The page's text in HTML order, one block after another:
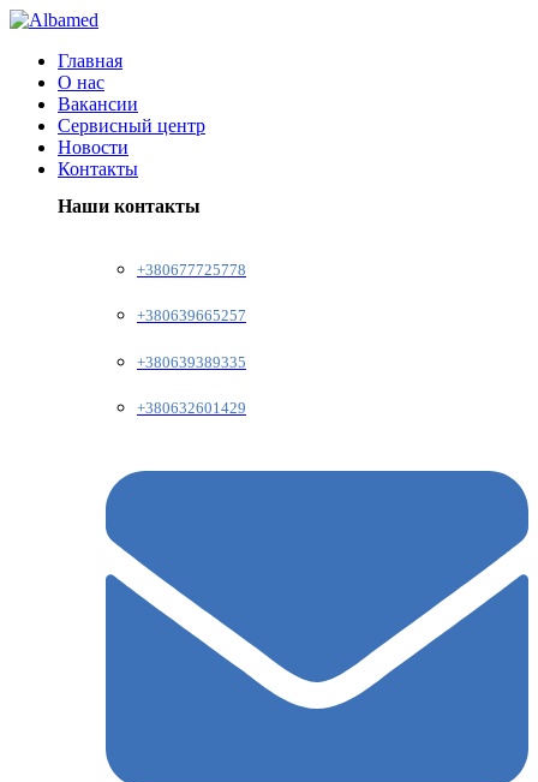
Главная
О нас
Вакансии
Сервисный центр
Новости
Контакты
Наши контакты
+380677725778
+380639665257
+380639389335
+380632601429